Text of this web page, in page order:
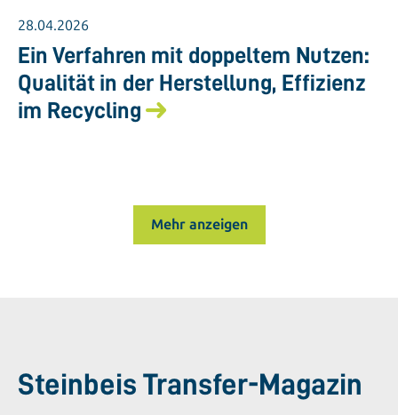
28.04.2026
Ein Verfahren mit doppeltem Nutzen:
Qualität in der Herstellung, Effizienz
im Recycling
Mehr anzeigen
Steinbeis Transfer-Magazin